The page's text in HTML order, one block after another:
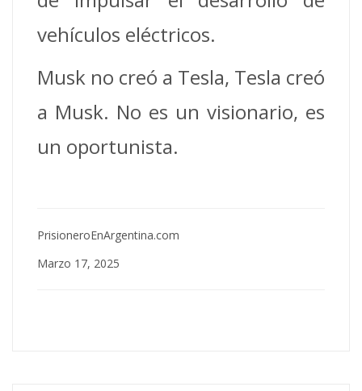
vehículos eléctricos.
Musk no creó a Tesla, Tesla creó
a Musk. No es un visionario, es
un oportunista.
PrisioneroEnArgentina.com
Marzo 17, 2025